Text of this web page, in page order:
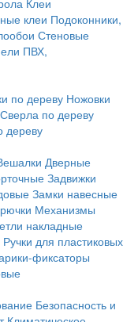
Клеи
клеи Подоконники,
Стеновые
ПВХ,
по дереву Ножовки
Сверла по дереву
дереву
Дверные
Задвижки
Замки навесные
Механизмы
накладные
Ручки для пластиковых
фиксаторы
Безопасность и